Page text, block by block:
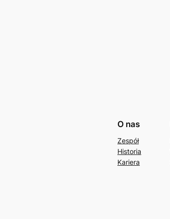
O nas
Zespół
Historia
Kariera